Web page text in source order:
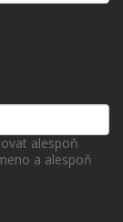
alespoň
a alespoň